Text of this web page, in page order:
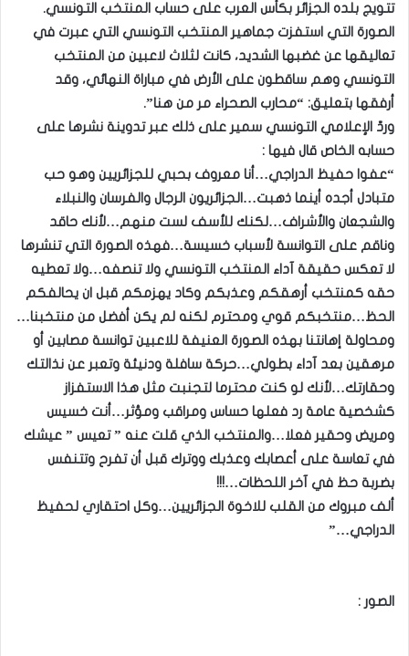
تتويج بلده الجزائر بكأس العرب على حساب المنتخب التونسي.
الصورة التي استفزت جماهير المنتخب التونسي التي عبرت في
تعاليقها عن غضبها الشديد، كانت لثلاث لاعبين من المنتخب
التونسي وهم ساقطون على الأرض في مباراة النهائي، وقد
أرفقها بتعليق: “محارب الصحراء مر من هنا”.
وردّ الإعلامي التونسي سمير على ذلك عبر تدوينة نشرها على
حسابه الخاص قال فيها :
“عفوا حفيظ الدراجي…أنا معروف بحبي للجزائريين وهو حب
متبادل أجده أينما ذهبت…الجزائريون الرجال والفرسان والنبلاء
والشجعان والأشراف…لكنك للأسف لست منهم…لأنك حاقد
وناقم على التوانسة لأسباب خسيسة…فهذه الصورة التي تنشرها
لا تعكس حقيقة آداء المنتخب التونسي ولا تنصفه…ولا تعطيه
حقه كمنتخب أرهقكم وعذبكم وكاد يهزمكم قبل ان يحالفكم
الحظ…منتخبكم قوي ومحترم لكنه لم يكن أفضل من منتخبنا…
ومحاولة إهانتنا بهذه الصورة العنيفة للاعبين توانسة مصابين أو
مرهقين بعد آداء بطولي…حركة سافلة ودنيئة وتعبر عن نذالتك
وحقارتك…لأنك لو كنت محترما لتجنبت مثل هذا الاستفزاز
كشخصية عامة رد فعلها حساس ومراقب ومؤثر…أنت خسيس
ومريض وحقير فعلا…والمنتخب الذي قلت عنه ” تعيس ” عيشك
في تعاسة على أعصابك وعذبك ووترك قبل أن تفرح وتتنفس
بضربة حظ في آخر اللحظات…!!!
ألف مبروك من القلب للاخوة الجزائريين…وكل احتقاري لحفيظ
الدراجي…”
الصور :